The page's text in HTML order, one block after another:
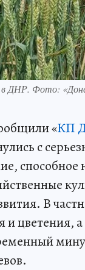
в ДНР. Фото:
«КП
с
способное
В
цветения,